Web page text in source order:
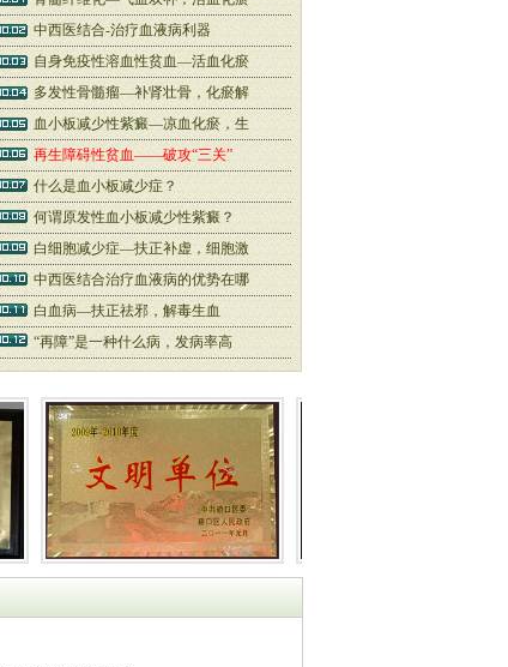
中西医结合-治疗血液病利器
自身免疫性溶血性贫血—活血化瘀
多发性骨髓瘤—补肾壮骨，化瘀解
血小板减少性紫癜—凉血化瘀，生
再生障碍性贫血——破攻“三关”
什么是血小板减少症？
何谓原发性血小板减少性紫癜？
白细胞减少症—扶正补虚，细胞激
中西医结合治疗血液病的优势在哪
白血病—扶正祛邪，解毒生血
“再障”是一种什么病，发病率高